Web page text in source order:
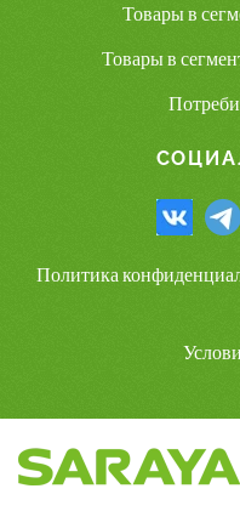
Товары в
Товары в
Политика